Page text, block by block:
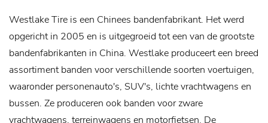
Westlake Tire is een Chinees bandenfabrikant. Het werd
opgericht in 2005 en is uitgegroeid tot een van de grootste
bandenfabrikanten in China. Westlake produceert een breed
assortiment banden voor verschillende soorten voertuigen,
waaronder personenauto's, SUV's, lichte vrachtwagens en
bussen. Ze produceren ook banden voor zware
vrachtwagens, terreinwagens en motorfietsen. De